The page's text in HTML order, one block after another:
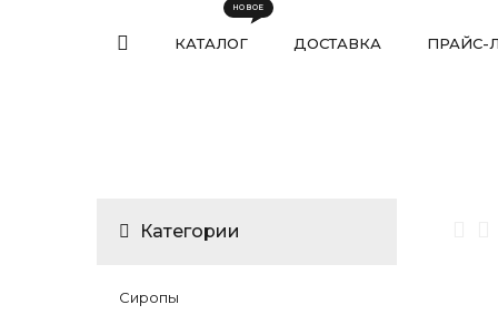
КАТАЛОГ ДОСТАВКА ПРАЙС-
Категории
Сиропы